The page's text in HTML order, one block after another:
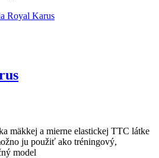
mäkkej a mierne elastickej TTC látke
ju použiť ako tréningový,
model